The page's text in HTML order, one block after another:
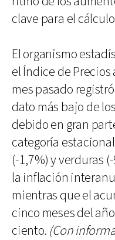
clave para el
El organismo
el Índice de Precios
mes pasado
dato más bajo de
debido en gran
categoría
(-1,7%) y verduras
la inflación
mientras que el
cinco meses del
ciento. (Con